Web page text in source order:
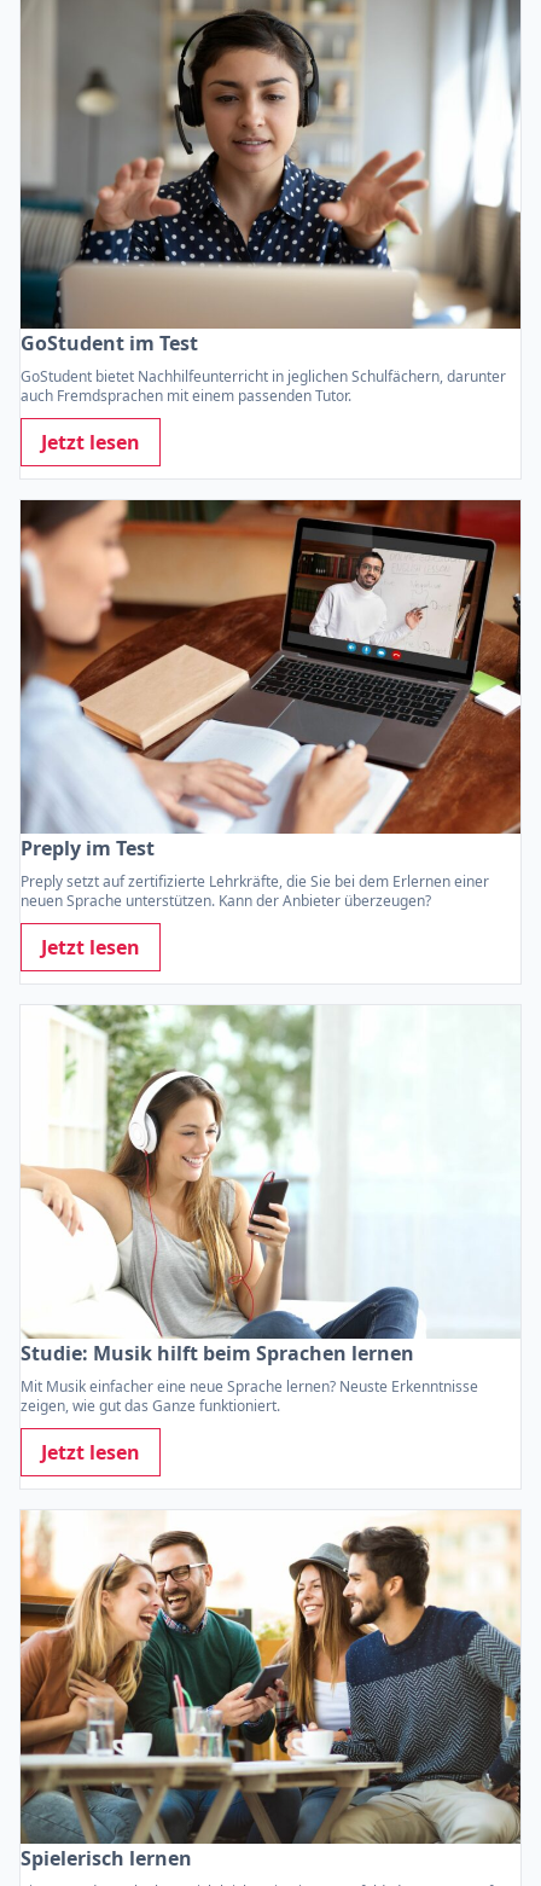
GoStudent im Test
GoStudent bietet Nachhilfeunterricht in jeglichen Schulfächern, darunter
auch Fremdsprachen mit einem passenden Tutor.
Jetzt lesen
Preply im Test
Preply setzt auf zertifizierte Lehrkräfte, die Sie bei dem Erlernen einer
neuen Sprache unterstützen. Kann der Anbieter überzeugen?
Jetzt lesen
Studie: Musik hilft beim Sprachen lernen
Mit Musik einfacher eine neue Sprache lernen? Neuste Erkenntnisse
zeigen, wie gut das Ganze funktioniert.
Jetzt lesen
Spielerisch lernen